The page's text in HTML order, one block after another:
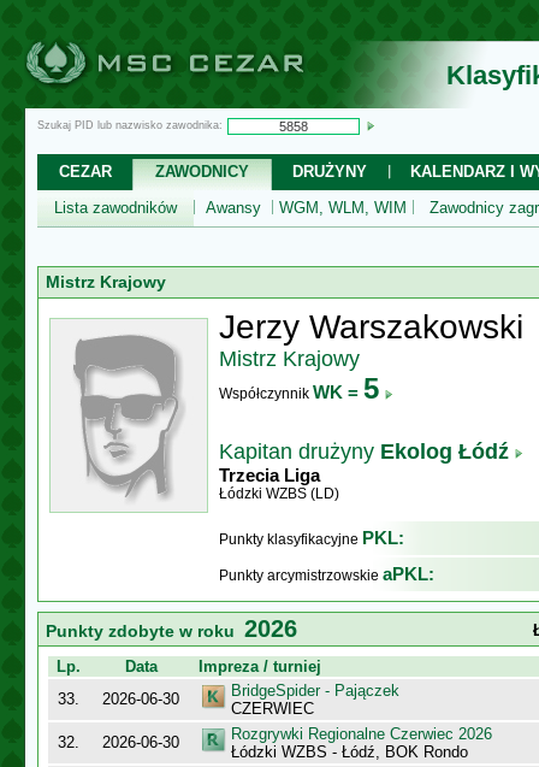
Szukaj PID lub nazwisko zawodnika:
CEZAR ZAWODNICY DRUŻYNY
KALENDARZ I
Lista zawodników
Awansy WGM, WLM, WIM Zawodnicy
Mistrz Krajowy
Jerzy Warszakowski
Mistrz Krajowy
Współczynnik WK = 5
Kapitan drużyny Ekolog Łódź
Trzecia Liga
Łódzki WZBS (LD)
Punkty klasyfikacyjne PKL:
Punkty arcymistrzowskie aPKL:
Punkty zdobyte w roku 2026
Lp.
Data
Impreza / turniej
33.
2026-06-30
BridgeSpider - Pajączek
CZERWIEC
32.
2026-06-30
Rozgrywki Regionalne Czerwiec 2026
Łódzki WZBS - Łódź, BOK Rondo